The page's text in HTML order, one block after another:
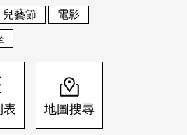
English
登入/註冊
兒藝節
電影
表 地圖搜尋